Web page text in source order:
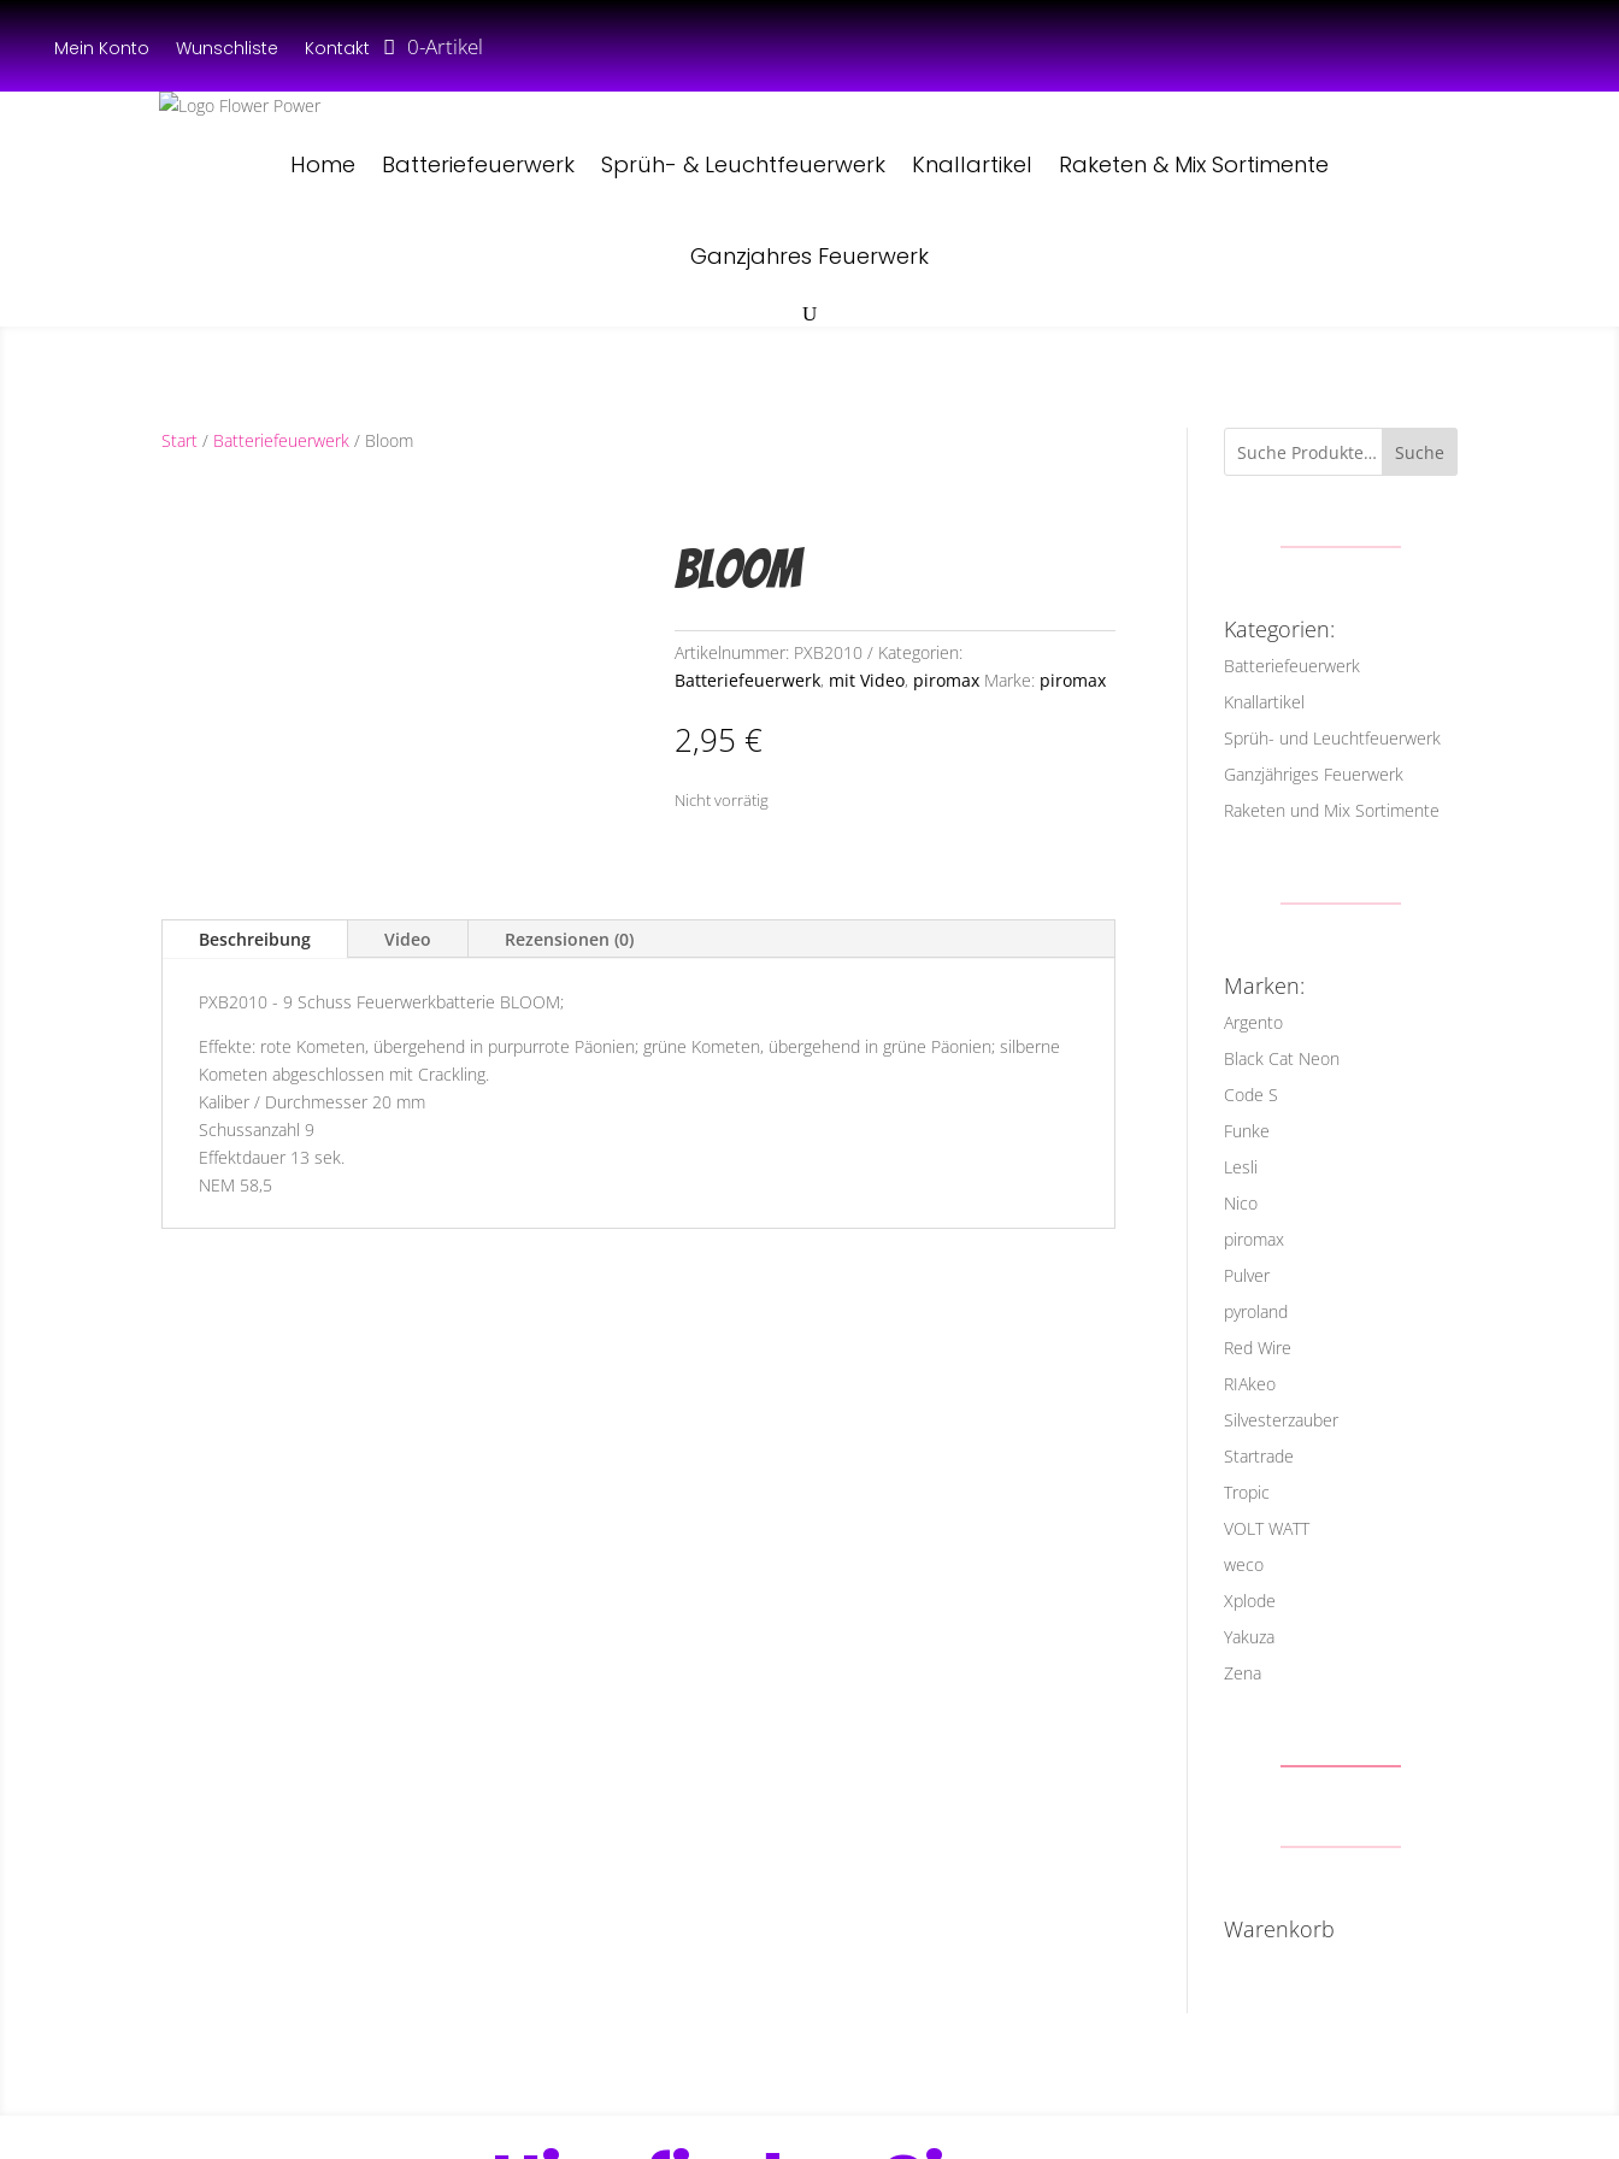
Mein Konto Wunschliste Kontakt 0-Artikel
Home Batteriefeuerwerk Sprüh- & Leuchtfeuerwerk Knallartikel Raketen & Mix Sortimente
Ganzjahres Feuerwerk
Start / Batteriefeuerwerk / Bloom
Bloom
Artikelnummer: PXB2010
Kategorien:
Batteriefeuerwerk, mit Video, piromax Marke: piromax
2,95 €
Nicht vorrätig
Beschreibung Video Rezensionen (0)
PXB2010 - 9 Schuss Feuerwerkbatterie BLOOM;
Effekte: rote Kometen, übergehend in purpurrote Päonien; grüne Kometen, übergehend in grüne Päonien; silberne
Kometen abgeschlossen mit Crackling.
Kaliber / Durchmesser 20 mm
Schussanzahl 9
Effektdauer 13 sek.
NEM 58,5
Suche
Kategorien:
Batteriefeuerwerk
Knallartikel
Sprüh- und Leuchtfeuerwerk
Ganzjähriges Feuerwerk
Raketen und Mix Sortimente
Marken:
Argento
Black Cat Neon
Code S
Funke
Lesli
Nico
piromax
Pulver
pyroland
Red Wire
RIAkeo
Silvesterzauber
Startrade
Tropic
VOLT WATT
weco
Xplode
Yakuza
Zena
Warenkorb